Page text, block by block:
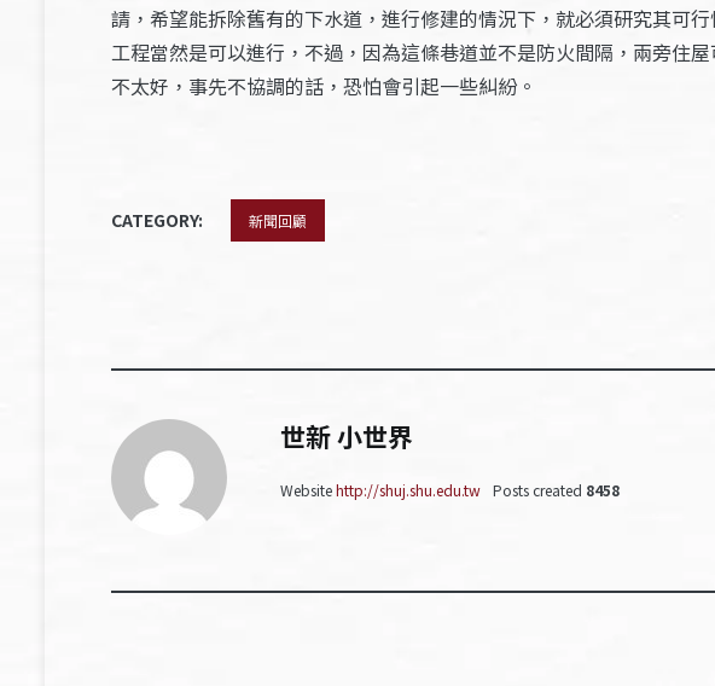
請，希望能拆除舊有的下水道，進行修建的情況下，就必須研究其可
工程當然是可以進行，不過，因為這條巷道並不是防火間隔，兩旁住
不太好，事先不協調的話，恐怕會引起一些糾紛。
CATEGORY: 新聞回顧
世新 小世界
Websitehttp://shuj.shu.edu.tw Posts created 8458